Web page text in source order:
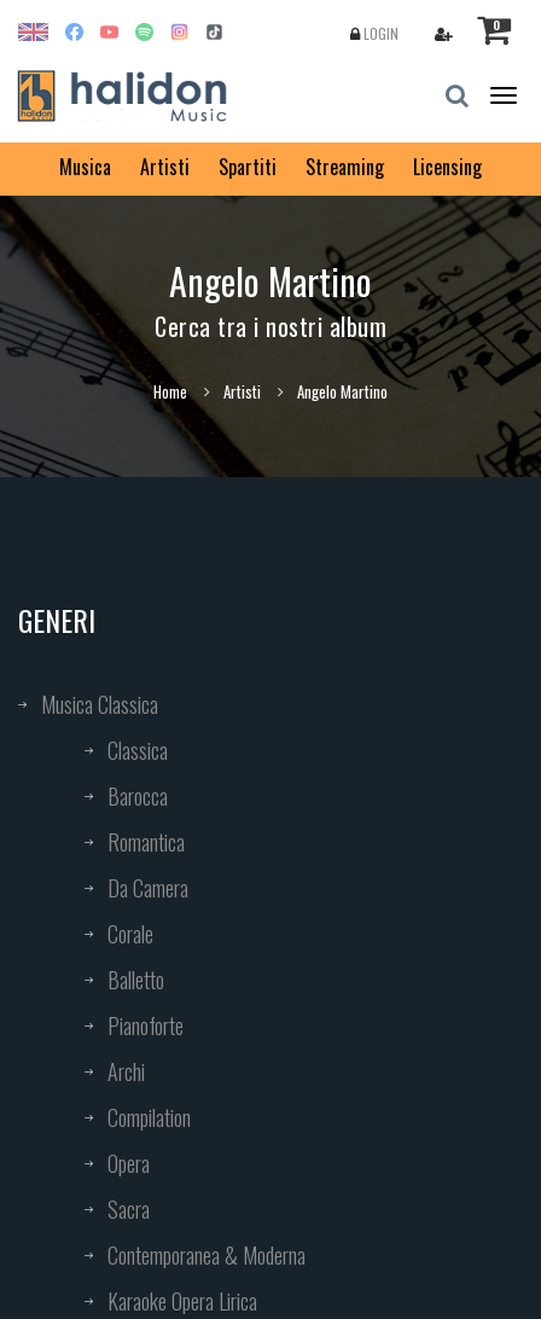
0
LOGIN
Musica Artisti Spartiti Streaming Licensing
Angelo Martino
Cerca tra i nostri album
Home Artisti Angelo Martino
GENERI
Musica Classica
Classica
Barocca
Romantica
Da Camera
Corale
Balletto
Pianoforte
Archi
Compilation
Opera
Sacra
Contemporanea & Moderna
Karaoke Opera Lirica